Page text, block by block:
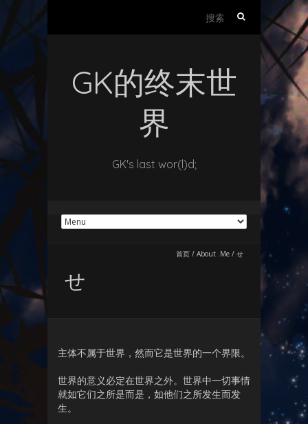
GK的终末世
界
GK's last wor(l)d;
首页 / About .Me / せ
せ
主体不属于世界，然而它是世界的一个界限。
世界的意义必定在世界之外。世界中一切事情
就如它们之所是而是，如他们之所发生而发
生。